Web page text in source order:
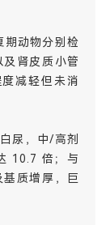
期动物分别检
肾皮质小管
减轻但未消
尿，中/高剂
10.7 倍；与
质增厚，巨